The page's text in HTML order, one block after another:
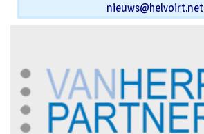
nieuws@helvoirt.net